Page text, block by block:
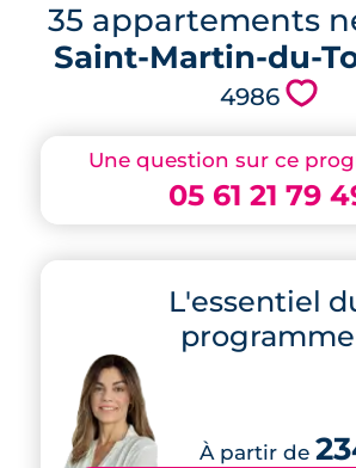
Une question sur ce
05 61 21 79
L'essentiel
programme
À partir de
35 appartements
Saint-Martin-du-
4986 💗